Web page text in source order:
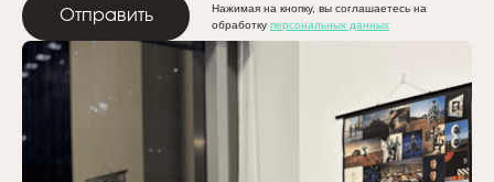
Отправить
Нажимая на кнопку, вы соглашаетесь на
обработку персональных данных